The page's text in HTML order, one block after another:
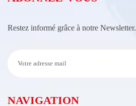
Restez informé grâce à notre Newsletter.
NAVIGATION